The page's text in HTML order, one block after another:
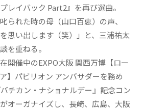
レイバック Part2』を再び選曲。
られた時の母（山口百恵）の声、
思い出します（笑）」と、三浦祐太
を重ねる。
開催中のEXPO大阪 関西万博【ロー
】パビリオン アンバサダーを務め
チカン・ナショナルデー』記念コン
オーガナイズし、長崎、広島、大阪